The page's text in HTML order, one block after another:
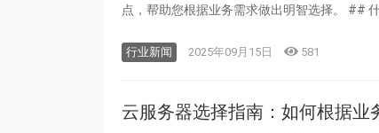
行业新闻 2025年09月15日 581
云服务器选择指南：如何根据